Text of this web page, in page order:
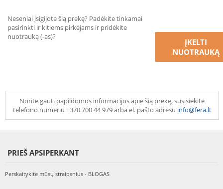
Neseniai įsigijote šią prekę? Padėkite tinkamai
pasirinkti ir kitiems pirkėjams ir pridėkite
nuotrauką (-as)?
ĮKELTI
NUOTRAUKĄ
Norite gauti papildomos informacijos apie šią prekę, susisiekite
telefono numeriu +370 700 44 979 arba el. pašto adresu info@fera.lt
PRIEŠ APSIPERKANT
Perskaitykite mūsų straipsnius - BLOGAS